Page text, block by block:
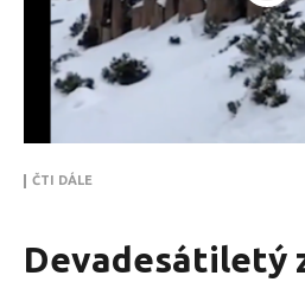
ČTI DÁLE
Devadesátiletý